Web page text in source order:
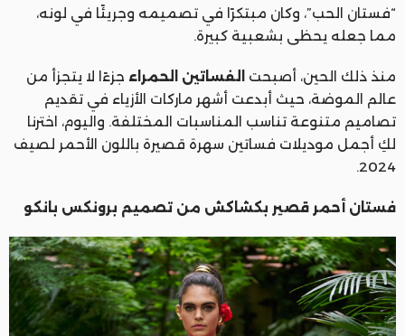
“فستان الحب”، وكان مبتكرًا في تصميمه وجريئًا في لونه،
مما جعله يحظى بشعبية كبيرة.
منذ ذلك الحين، أصبحت الفساتين الحمراء جزءًا لا يتجزأ من
عالم الموضة، حيث أبدعت أشهر ماركات الأزياء في تقديم
تصاميم متنوعة تناسب المناسبات المختلفة. واليوم، اخترنا
لكِ أجمل موديلات فساتين سهرة قصيرة باللون الأحمر لصيف
2024.
فستان أحمر قصير بكشاكش من تصميم برونكس بانكو